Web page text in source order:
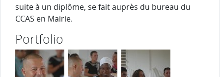
suite à un diplôme, se fait auprès du bureau du
CCAS en Mairie.
Portfolio